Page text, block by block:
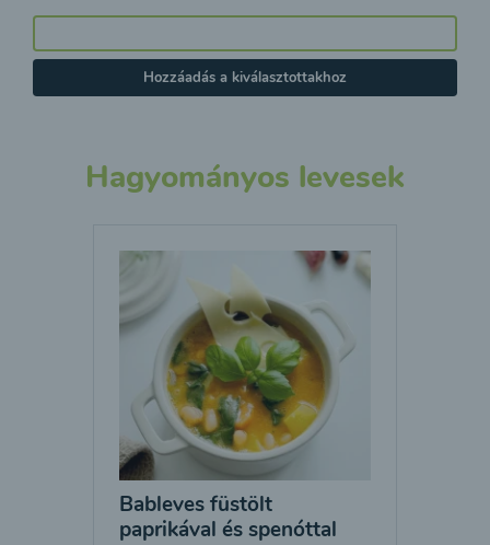
Hozzáadás a kiválasztottakhoz
Hagyományos levesek
Bableves füstölt
paprikával és spenóttal